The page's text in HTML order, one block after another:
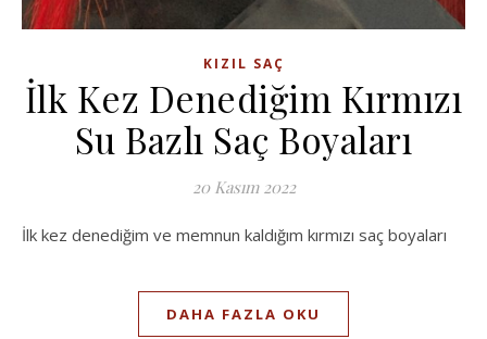
KIZIL SAÇ
İlk Kez Denediğim Kırmızı
Su Bazlı Saç Boyaları
20 Kasım 2022
İlk kez denediğim ve memnun kaldığım kırmızı saç boyaları
DAHA FAZLA OKU